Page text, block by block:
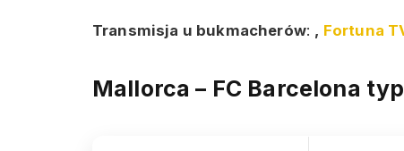
Transmisja u bukmacherów: , Fortuna
Mallorca – FC Barcelona